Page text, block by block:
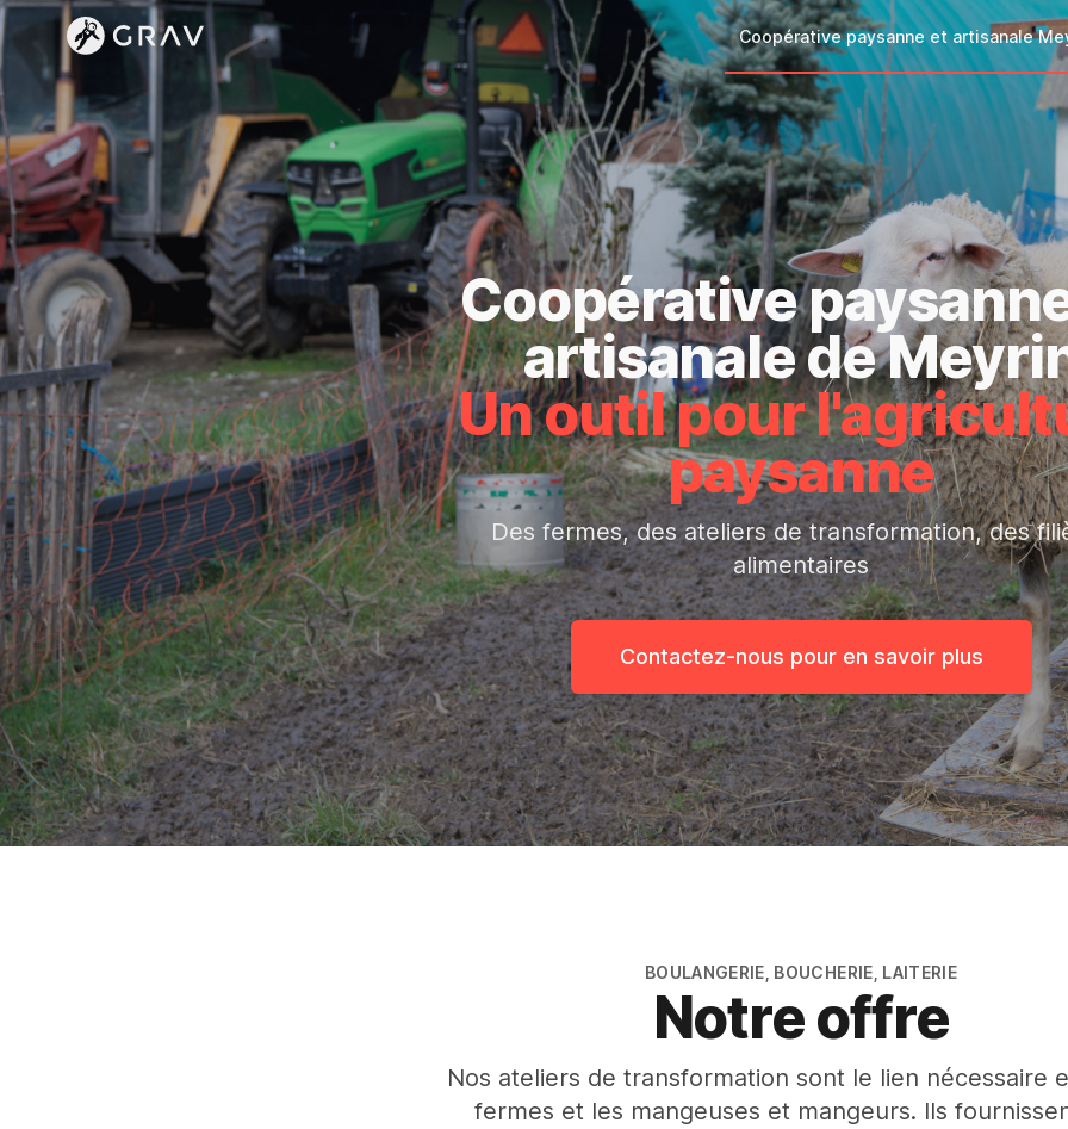
Coopérative paysanne et artisanale
Coopérative
artisanale de
Un outil pour
paysanne
Des fermes, des ateliers de transformation, des
alimentaires
Contactez-nous pour en savoir plus
BOULANGERIE, BOUCHERIE, LAITERIE
Notre offre
Nos ateliers de transformation sont le lien nécessaire
fermes et les mangeuses et mangeurs. Ils